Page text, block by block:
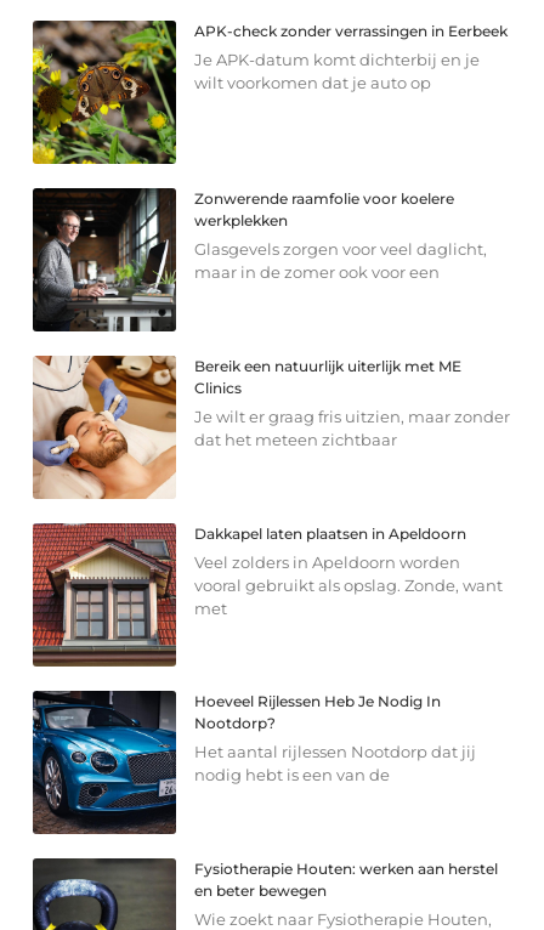
APK-check zonder verrassingen in Eerbeek
Je APK-datum komt dichterbij en je
wilt voorkomen dat je auto op
Zonwerende raamfolie voor koelere
werkplekken
Glasgevels zorgen voor veel daglicht,
maar in de zomer ook voor een
Bereik een natuurlijk uiterlijk met ME
Clinics
Je wilt er graag fris uitzien, maar zonder
dat het meteen zichtbaar
Dakkapel laten plaatsen in Apeldoorn
Veel zolders in Apeldoorn worden
vooral gebruikt als opslag. Zonde, want
met
Hoeveel Rijlessen Heb Je Nodig In
Nootdorp?
Het aantal rijlessen Nootdorp dat jij
nodig hebt is een van de
Fysiotherapie Houten: werken aan herstel
en beter bewegen
Wie zoekt naar Fysiotherapie Houten,